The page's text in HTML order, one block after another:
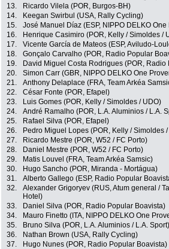
13.
Ricardo Vilela (POR, Burgos-BH)
14.
Keegan Swirbul (USA, Rally Cycling)
15.
José Manuel Díaz (ESP, NIPPO DELKO
16.
Henrique Casimiro (POR, Kelly / Simoldes /
17.
Vicente García de Mateos (ESP, Aviludo-
18.
Gonçalo Carvalho (POR, Radio Popular
19.
David Miguel Costa Rodrigues (POR, Radio
20.
Simon Carr (GBR, NIPPO DELKO One
21.
Anthony Delaplace (FRA, Team Arkéa
22.
César Fonte (POR, Efapel)
23.
Luis Gomes (POR, Kelly / Simoldes / UDO)
24.
André Ramalho (POR, L.A. Aluminios / L.A.
25.
Rafael Silva (POR, Efapel)
26.
Pedro Miguel Lopes (POR, Kelly / Simoldes
27.
Ricardo Mestre (POR, W52 / FC Porto)
28.
Daniel Mestre (POR, W52 / FC Porto)
29.
Matis Louvel (FRA, Team Arkéa Samsic)
30.
Hugo Sancho (POR, Miranda - Mortágua)
31.
Alberto Gallego (ESP, Radio Popular
32.
Alexander Grigoryev (RUS, Atum general /
Hotel)
33. Daniel Silva (POR, Radio Popular Boavista)
34.
Mauro Finetto (ITA, NIPPO DELKO One
35.
Bruno Silva (POR, L.A. Aluminios / L.A. Sport)
36.
Nathan Brown (USA, Rally Cycling)
37.
Hugo Nunes (POR, Radio Popular Boavista)